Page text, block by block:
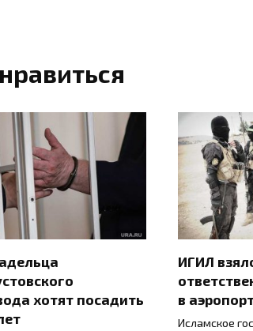
хотят посадить
ИГИЛ
в
Исламское